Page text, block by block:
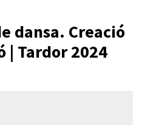
dansa. Creació
| Tardor 2024